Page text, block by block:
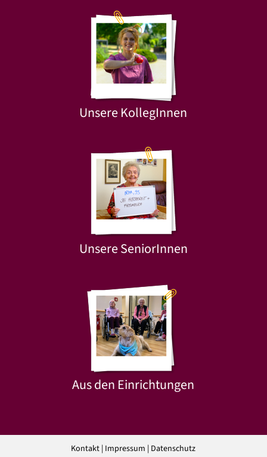
Unsere KollegInnen
Unsere SeniorInnen
Aus den Einrichtungen
Kontakt | Impressum | Datenschutz